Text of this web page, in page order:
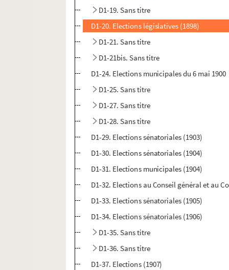
D1-19. Sans titre
D1-20. Elections législatives (1898)
D1-21. Sans titre
D1-21bis. Sans titre
D1-24. Elections municipales du 6 mai 1900
D1-25. Sans titre
D1-27. Sans titre
D1-28. Sans titre
D1-29. Elections sénatoriales (1903)
D1-30. Elections sénatoriales (1904)
D1-31. Elections municipales (1904)
D1-32. Elections au Conseil général et au
D1-33. Elections sénatoriales (1905)
D1-34. Elections sénatoriales (1906)
D1-35. Sans titre
D1-36. Sans titre
D1-37. Elections (1907)